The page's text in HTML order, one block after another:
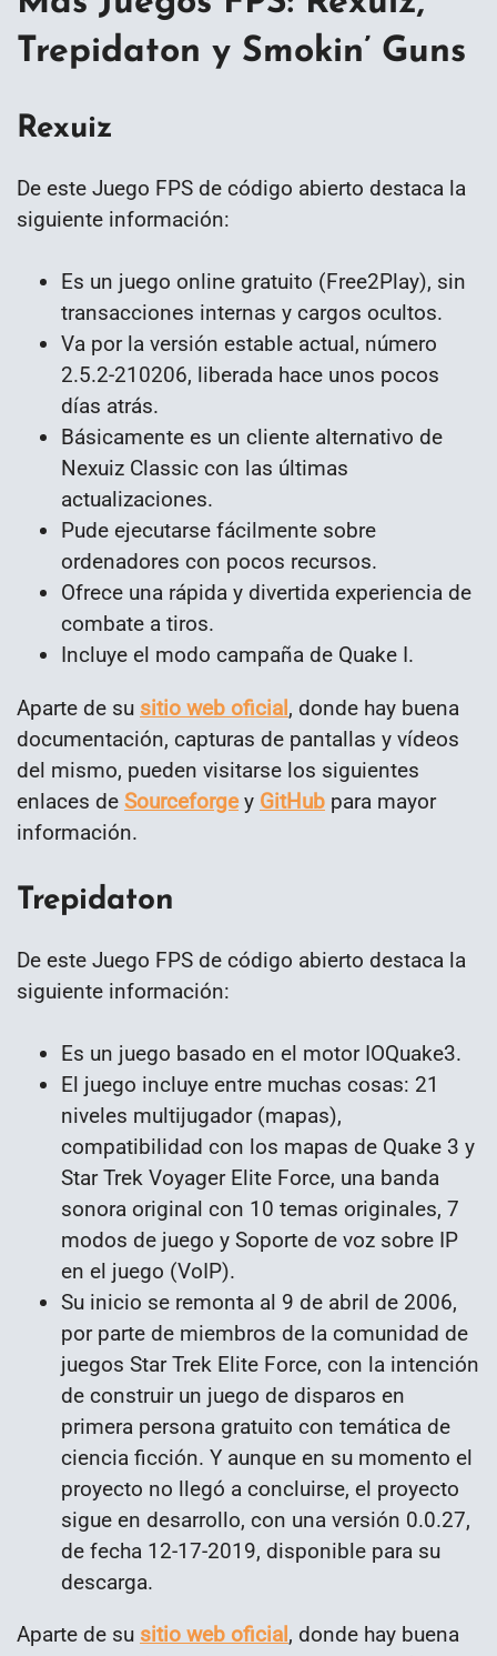
Trepidaton y Smokin’ Guns
Rexuiz
De este Juego FPS de código abierto destaca la
siguiente información:
Es un juego online gratuito (Free2Play), sin
transacciones internas y cargos ocultos.
Va por la versión estable actual, número
2.5.2-210206, liberada hace unos pocos
días atrás.
Básicamente es un cliente alternativo de
Nexuiz Classic con las últimas
actualizaciones.
Pude ejecutarse fácilmente sobre
ordenadores con pocos recursos.
Ofrece una rápida y divertida experiencia de
combate a tiros.
Incluye el modo campaña de Quake I.
Aparte de su sitio web oficial, donde hay buena
documentación, capturas de pantallas y vídeos
del mismo, pueden visitarse los siguientes
enlaces de Sourceforgey GitHub para mayor
información.
Trepidaton
De este Juego FPS de código abierto destaca la
siguiente información:
Es un juego basado en el motor IOQuake3.
El juego incluye entre muchas cosas: 21
niveles multijugador (mapas),
compatibilidad con los mapas de Quake 3 y
Star Trek Voyager Elite Force, una banda
sonora original con 10 temas originales, 7
modos de juego y Soporte de voz sobre IP
en el juego (VoIP).
Su inicio se remonta al 9 de abril de 2006,
por parte de miembros de la comunidad de
juegos Star Trek Elite Force, con la intención
de construir un juego de disparos en
primera persona gratuito con temática de
ciencia ficción. Y aunque en su momento el
proyecto no llegó a concluirse, el proyecto
sigue en desarrollo, con una versión 0.0.27,
de fecha 12-17-2019, disponible para su
descarga.
Aparte de su sitio web oficial, donde hay buena